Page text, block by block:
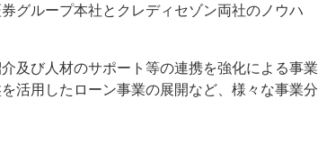
グループ本社とクレディセゾン両社のノウハ
及び人材のサポート等の連携を強化による事業
活用したローン事業の展開など、様々な事業分